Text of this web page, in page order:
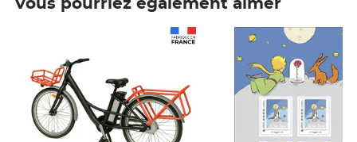
Vous pourriez également aimer
Prix 7,50€